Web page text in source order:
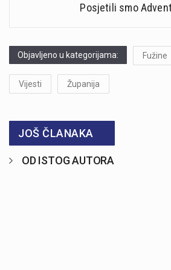
Posjetili smo
Objavljeno u kategorijama: Fužine
Vijesti Županija
JOŠ ČLANAKA
OD ISTOG AUTORA